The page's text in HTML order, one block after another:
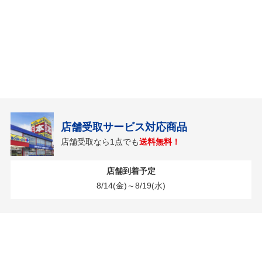
店舗受取サービス対応商品
店舗受取なら1点でも送料無料！
店舗到着予定
8/14(金)～8/19(水)